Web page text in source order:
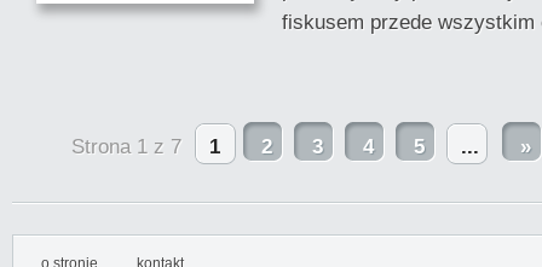
fiskusem przede
Strona 1 z 7 1 2 3 4 5 ... »
o stronie kontakt